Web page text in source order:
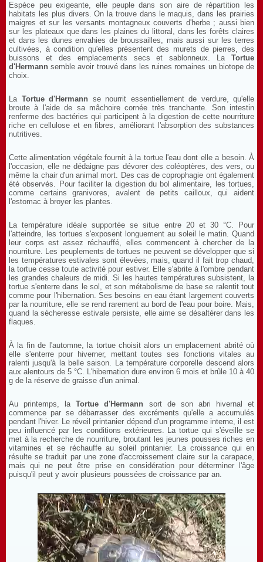
Espèce peu exigeante, elle peuple dans son aire de répartition les
habitats les plus divers. On la trouve dans le maquis, dans les prairies
maigres et sur les versants montagneux couverts d'herbe ; aussi bien
sur les plateaux que dans les plaines du littoral, dans les forêts claires
et dans les dunes envahies de broussailles, mais aussi sur les terres
cultivées, à condition qu'elles présentent des murets de pierres, des
buissons et des emplacements secs et sablonneux. La Tortue
d'Hermann semble avoir trouvé dans les ruines romaines un biotope de
choix.
La Tortue d'Hermann se nourrit essentiellement de verdure, qu'elle
broute à l'aide de sa mâchoire cornée très tranchante. Son intestin
renferme des bactéries qui participent à la digestion de cette nourriture
riche en cellulose et en fibres, améliorant l'absorption des substances
nutritives.
Cette alimentation végétale fournit à la tortue l'eau dont elle a besoin. À
l'occasion, elle ne dédaigne pas dévorer des coléoptères, des vers, ou
même la chair d'un animal mort. Des cas de coprophagie ont également
été observés. Pour faciliter la digestion du bol alimentaire, les tortues,
comme certains granivores, avalent de petits cailloux, qui aident
l'estomac à broyer les plantes.
La température idéale supportée se situe entre 20 et 30 °C. Pour
l'atteindre, les tortues s'exposent longuement au soleil le matin. Quand
leur corps est assez réchauffé, elles commencent à chercher de la
nourriture. Les peuplements de tortues ne peuvent se développer que si
les températures estivales sont élevées, mais, quand il fait trop chaud,
la tortue cesse toute activité pour estiver. Elle s'abrite à l'ombre pendant
les grandes chaleurs de midi. Si les hautes températures subsistent, la
tortue s'enterre dans le sol, et son métabolisme de base se ralentit tout
comme pour l'hibernation. Ses besoins en eau étant largement couverts
par la nourriture, elle se rend rarement au bord de l'eau pour boire. Mais,
quand la sécheresse estivale persiste, elle aime se désaltérer dans les
flaques.
À la fin de l'automne, la tortue choisit alors un emplacement abrité où
elle s'enterre pour hiverner, mettant toutes ses fonctions vitales au
ralenti jusqu'à la belle saison. La température corporelle descend alors
aux alentours de 5 °C. L'hibernation dure environ 6 mois et brûle 10 à 40
g de la réserve de graisse d'un animal.
Au printemps, laTortue d'Hermann sort de son abri hivernal et
commence par se débarrasser des excréments qu'elle a accumulés
pendant l'hiver. Le réveil printanier dépend d'un programme interne, il est
peu influencé par les conditions extérieures. La tortue qui s'éveille se
met à la recherche de nourriture, broutant les jeunes pousses riches en
vitamines et se réchauffe au soleil printanier. La croissance qui en
résulte se traduit par une zone d'accroissement claire sur la carapace,
mais qui ne peut être prise en considération pour déterminer l'âge
puisqu'il peut y avoir plusieurs poussées de croissance par an.